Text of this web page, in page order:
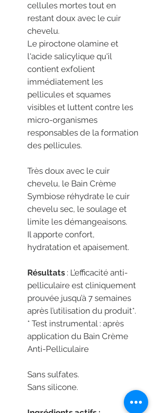
cellules mortes tout en
restant doux avec le cuir
chevelu.
Le piroctone olamine et
l'acide salicylique qu'il
contient exfolient
immédiatement les
pellicules et squames
visibles et luttent contre les
micro-organismes
responsables de la formation
des pellicules.
Très doux avec le cuir
chevelu, le Bain Crème
Symbiose réhydrate le cuir
chevelu sec, le soulage et
limite les démangeaisons.
Il apporte confort,
hydratation et apaisement.
Résultats : L’efficacité anti-
pelliculaire est cliniquement
prouvée jusqu’à 7 semaines
après l’utilisation du produit*.
* Test instrumental : après
application du Bain Crème
Anti-Pelliculaire
Sans sulfates.
Sans silicone.